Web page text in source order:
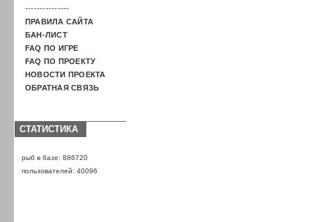
---------------
ПРАВИЛА САЙТА
БАН-ЛИСТ
FAQ ПО ИГРЕ
FAQ ПО ПРОЕКТУ
НОВОСТИ ПРОЕКТА
ОБРАТНАЯ СВЯЗЬ
СТАТИСТИКА
рыб в базе: 886720
пользователей: 40096